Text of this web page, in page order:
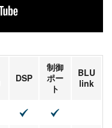
DSP
制御
ポー
ト
BLU
link